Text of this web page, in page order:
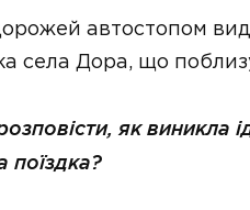
автостопом
села Дора, що
як виникла